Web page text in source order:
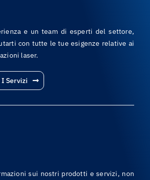
e un team di esperti del settore,
con tutte le tue esigenze relative ai
laser.
Servizi
sui nostri prodotti e servizi, non